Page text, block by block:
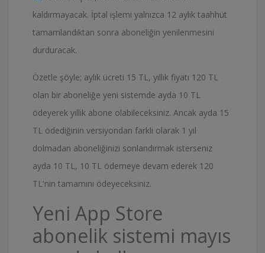
kaldırmayacak. İptal işlemi yalnızca 12 aylık taahhüt
tamamlandıktan sonra aboneliğin yenilenmesini
durduracak.
Özetle şöyle; aylık ücreti 15 TL, yıllık fiyatı 120 TL
olan bir aboneliğe yeni sistemde ayda 10 TL
ödeyerek yıllık abone olabileceksiniz. Ancak ayda 15
TL ödediğinin versiyondan farklı olarak 1 yıl
dolmadan aboneliğinizi sonlandırmak isterseniz
ayda 10 TL, 10 TL ödemeye devam ederek 120
TL'nin tamamını ödeyeceksiniz.
Yeni App Store
abonelik sistemi mayıs